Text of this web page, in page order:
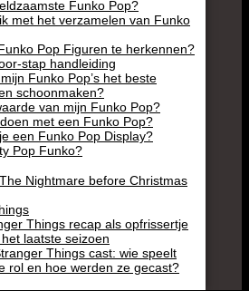
Funko Pop?
met het verzamelen van Funko
Pop Figuren te herkennen?
stap handleiding
Funko Pop’s het beste
schoonmaken?
van mijn Funko Pop?
met een Funko Pop?
een Funko Pop Display?
Pop Funko?
Nightmare before Christmas
Things recap als opfrissertje
laatste seizoen
Things cast: wie speelt
rol en hoe werden ze gecast?